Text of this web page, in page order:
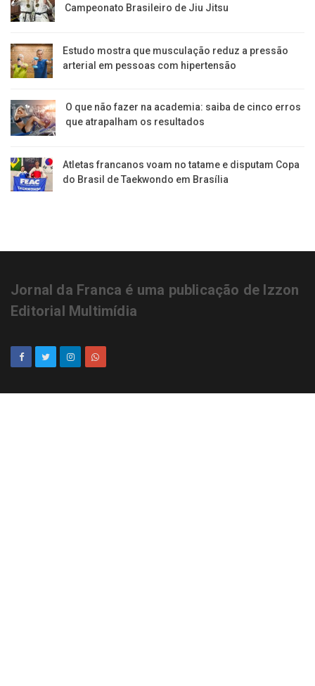
Campeonato Brasileiro de Jiu Jitsu
Estudo mostra que musculação reduz a pressão
arterial em pessoas com hipertensão
O que não fazer na academia: saiba de cinco erros
que atrapalham os resultados
Atletas francanos voam no tatame e disputam Copa
do Brasil de Taekwondo em Brasília
Jornal da Franca é uma publicação de Izzon
Editorial Multimídia